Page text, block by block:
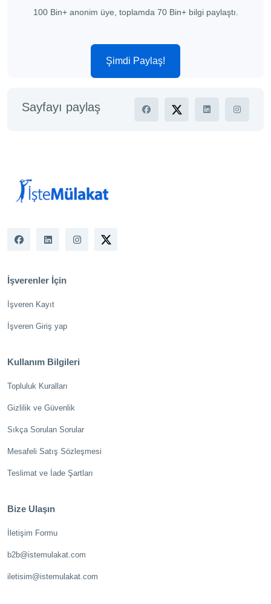
100 Bin+ anonim üye, toplamda 70 Bin+ bilgi paylaştı.
Şimdi Paylaş!
Sayfayı paylaş
İşverenler İçin
İşveren Kayıt
İşveren Giriş yap
Kullanım Bilgileri
Topluluk Kuralları
Gizlilik ve Güvenlik
Sıkça Sorulan Sorular
Mesafeli Satış Sözleşmesi
Teslimat ve İade Şartları
Bize Ulaşın
İletişim Formu
b2b@istemulakat.com
iletisim@istemulakat.com